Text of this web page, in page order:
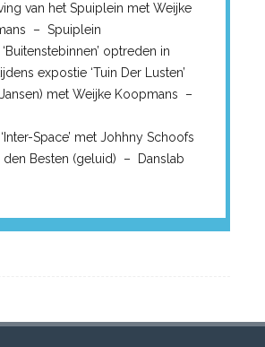
van het Spuiplein met Weijke
– Spuiplein
optreden in
tijdens expostie ‘Tuin Der Lusten’
met Weijke Koopmans –
Space’ met Johhny Schoofs
den Besten (geluid) – Danslab